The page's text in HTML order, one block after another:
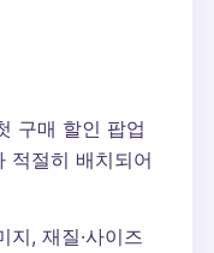
구매 할인 팝업
적절히 배치되어
지, 재질·사이즈